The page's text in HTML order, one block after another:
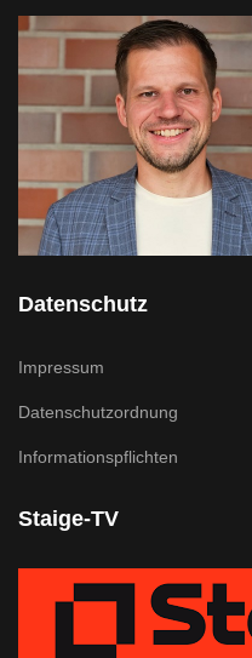
Datenschutz
Impressum
Datenschutzordnung
Informationspflichten
Staige-TV